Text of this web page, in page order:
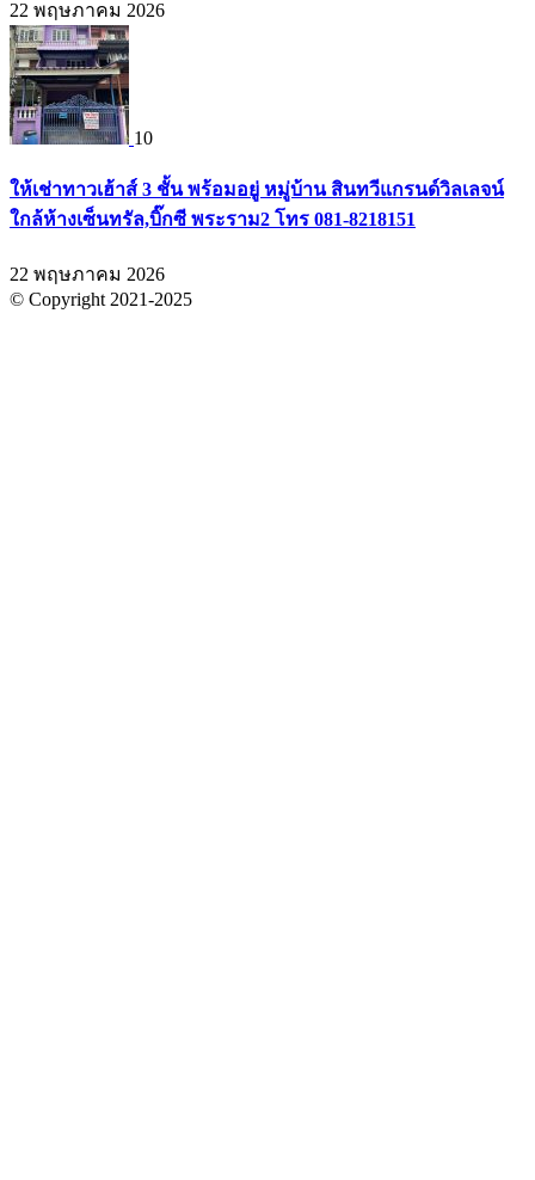
22 พฤษภาคม 2026
10
ให้เช่าทาวเฮ้าส์ 3 ชั้น พร้อมอยู่ หมู่บ้าน สินทวีแกรนด์วิลเลจน์
ใกล้ห้างเซ็นทรัล,บิ๊กซี พระราม2 โทร 081-8218151
22 พฤษภาคม 2026
© Copyright 2021-2025